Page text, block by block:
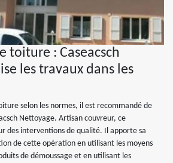
toiture : Caseacsch
les travaux dans les
selon les normes, il est recommandé de
Nettoyage. Artisan couvreur, ce
des interventions de qualité. Il apporte sa
de cette opération en utilisant les moyens
de démoussage et en utilisant les